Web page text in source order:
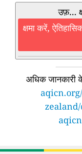
उफ़...
क्षमा करें,
अधिक जानकारी